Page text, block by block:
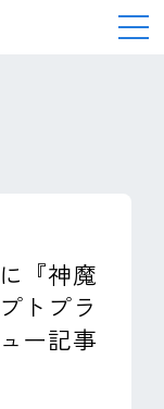
『神魔
トプラ
ー記事